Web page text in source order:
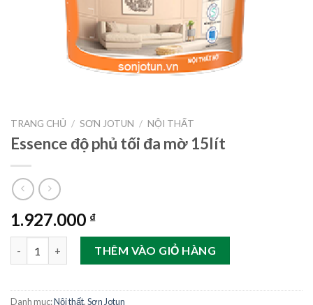
TRANG CHỦ / SƠN JOTUN / NỘI THẤT
Essence độ phủ tối đa mờ 15lít
1.927.000 ₫
Essence độ phủ tối đa mờ 15lít số lượng
THÊM VÀO GIỎ HÀNG
Danh mục:Nội thất,Sơn Jotun